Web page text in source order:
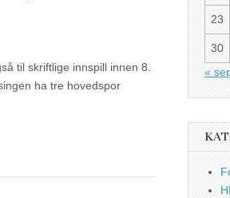
til skriftlige innspill innen 8.
ha tre hovedspor
23
30
«